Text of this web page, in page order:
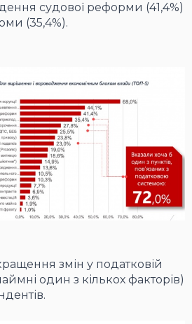
судової реформи (41,4%)
(35,4%).
змін у податковій
один з кількох факторів)